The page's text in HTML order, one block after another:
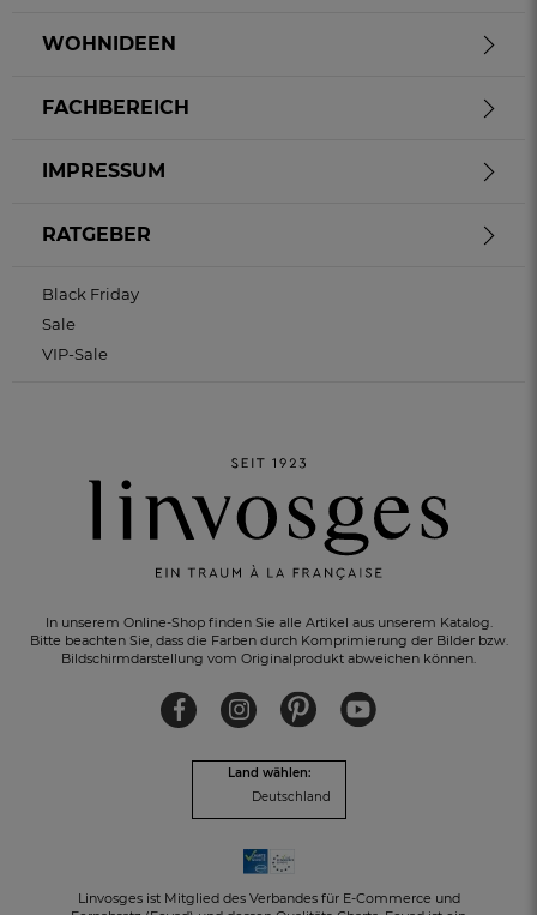
10% EXTRA-RABATT
für Ihre Anmeldung zum Newsletter
In unserem Online-Shop finden Sie alle Artikel aus unserem Katalog.
Bitte beachten Sie, dass die Farben durch Komprimierung der Bilder bzw.
Bildschirmdarstellung vom Originalprodukt abweichen können.
Land wählen:
Deutschland
Linvosges ist Mitglied des Verbandes für E-Commerce und
WOHNIDEEN
FACHBEREICH
IMPRESSUM
RATGEBER
Black Friday
Sale
VIP-Sale